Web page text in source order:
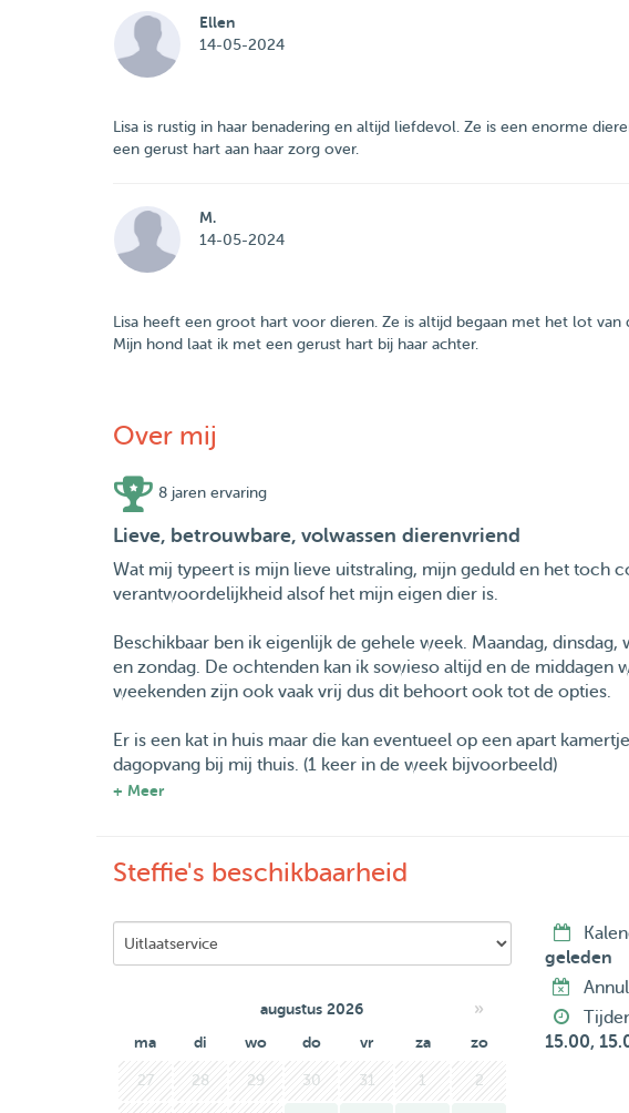
Ellen
14-05-2024
Lisa is rustig in haar benadering en altijd liefdevol. Ze is een enorme
een gerust hart aan haar zorg over.
M.
14-05-2024
Lisa heeft een groot hart voor dieren. Ze is altijd begaan met het lot
Mijn hond laat ik met een gerust hart bij haar achter.
Over mij
8 jaren ervaring
Lieve, betrouwbare, volwassen dierenvriend
Wat mij typeert is mijn lieve uitstraling, mijn geduld en het toch
verantwoordelijkheid alsof het mijn eigen dier is.
Beschikbaar ben ik eigenlijk de gehele week. Maandag,
en zondag. De ochtenden kan ik sowieso altijd en de middagen
weekenden zijn ook vaak vrij dus dit behoort ook tot de opties.
Er is een kat in huis maar die kan eventueel op een apart
dagopvang bij mij thuis. (1 keer in de week bijvoorbeeld)
+ Meer
Steffie's beschikbaarheid
augustus 2026 »
ma di wo do vr za zo
27 28 29 30 31 1 2
geleden
15.00,